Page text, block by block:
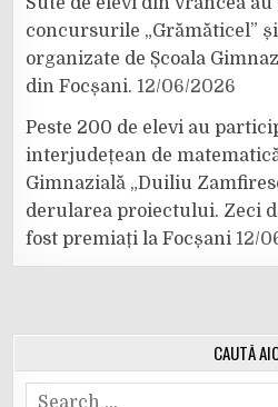
concursurile „Grămăticel” și
organizate de Școala
din Focșani. 12/06/2026
Peste 200 de elevi au
interjudețean de matematică
Gimnazială „Duiliu
derularea proiectului. Zeci
fost premiați la Focșani 12/
CAUTĂ
Search